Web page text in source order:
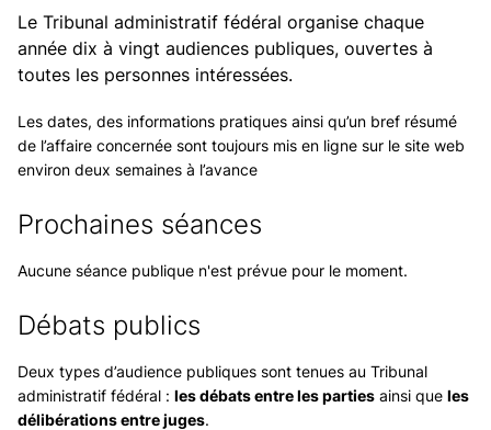
Le Tribunal administratif fédéral organise chaque
année dix à vingt audiences publiques, ouvertes à
toutes les personnes intéressées.
Les dates, des informations pratiques ainsi qu’un bref résumé
de l’affaire concernée sont toujours mis en ligne sur le site web
environ deux semaines à l’avance
Prochaines séances
Aucune séance publique n'est prévue pour le moment.
Débats publics
Deux types d’audience publiques sont tenues au Tribunal
administratif fédéral : les débats entre les parties ainsi que les
délibérations entre juges.